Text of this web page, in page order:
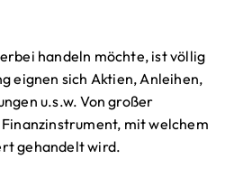
handeln möchte, ist völlig
eignen sich Aktien, Anleihen,
u.s.w. Von großer
mit welchem
gehandelt wird.